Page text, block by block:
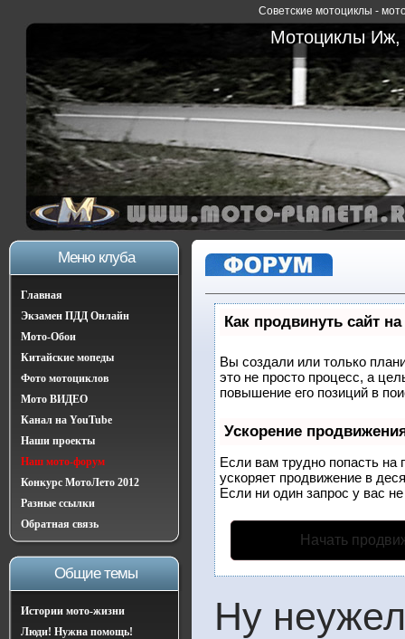
Советские мотоциклы -
Мотоциклы Иж,
Меню клуба
Главная
Экзамен ПДД Онлайн
Мото-Обои
Китайские мопеды
Фото мотоциклов
Мото ВИДЕО
Канал на YouTube
Наши проекты
Наш мото-форум
Конкурс МотоЛето 2012
Разные ссылки
Обратная связь
Общие темы
Истории мото-жизни
Люди! Нужна помощь!
Как продвинуть сайт
Вы создали или только
это не просто процесс, а
повышение его позиций в
Ускорение
Если вам трудно попасть на
ускоряет продвижение в
Если ни один запрос у вас
Начать
Ну